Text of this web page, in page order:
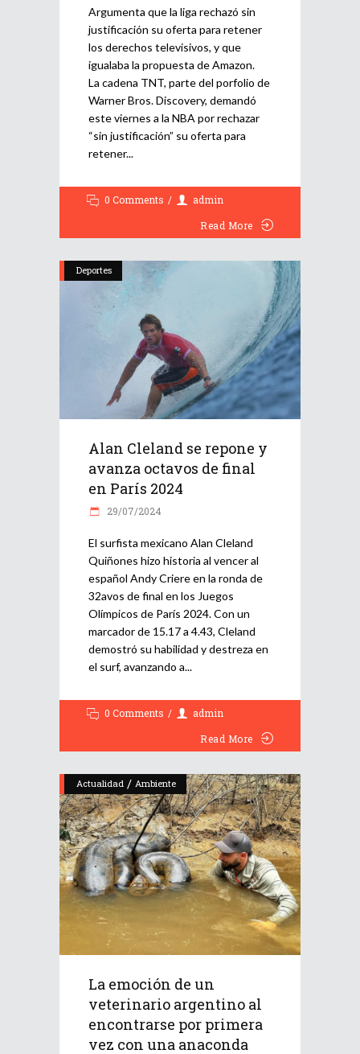
Argumenta que la liga rechazó sin
justificación su oferta para retener
los derechos televisivos, y que
igualaba la propuesta de Amazon.
La cadena TNT, parte del porfolio de
Warner Bros. Discovery, demandó
este viernes a la NBA por rechazar
“sin justificación” su oferta para
retener
0 Comments
admin
Read More
Deportes
Alan Cleland se repone y
avanza octavos de final
en París 2024
29/07/2024
El surfista mexicano Alan Cleland
Quiñones hizo historia al vencer al
español Andy Criere en la ronda de
32avos de final en los Juegos
Olímpicos de París 2024. Con un
marcador de 15.17 a 4.43, Cleland
demostró su habilidad y destreza en
el surf, avanzando a
0 Comments
admin
Read More
Actualidad / Ambiente
La emoción de un
veterinario argentino al
encontrarse por primera
vez con una anaconda